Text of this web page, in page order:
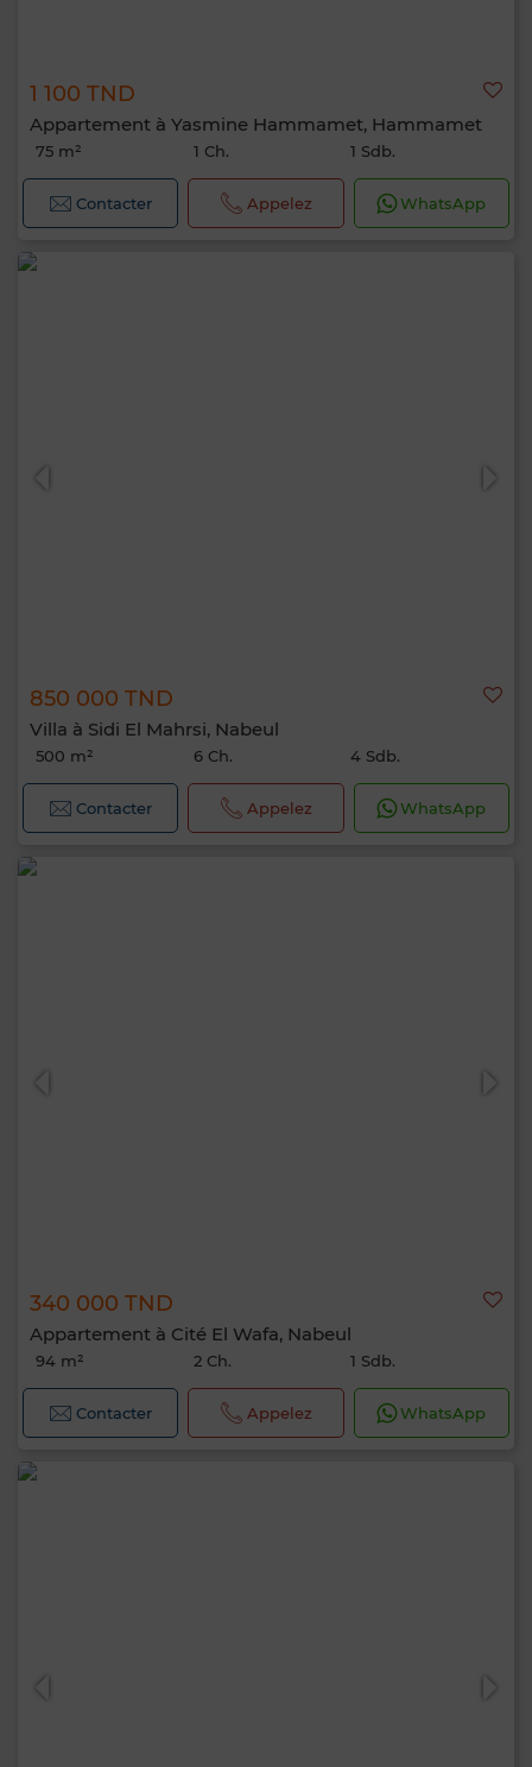
1 100 TND
Appartement à Yasmine Hammamet, Hammamet
75 m² 1 Ch. 1 Sdb.
Contacter Appelez WhatsApp
850 000 TND
Villa à Sidi El Mahrsi, Nabeul
500 m² 6 Ch. 4 Sdb.
Contacter Appelez WhatsApp
340 000 TND
Appartement à Cité El Wafa, Nabeul
94 m² 2 Ch. 1 Sdb.
Contacter Appelez WhatsApp